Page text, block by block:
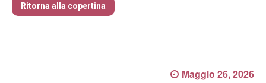
Ritorna alla copertina
Maggio 26, 2026